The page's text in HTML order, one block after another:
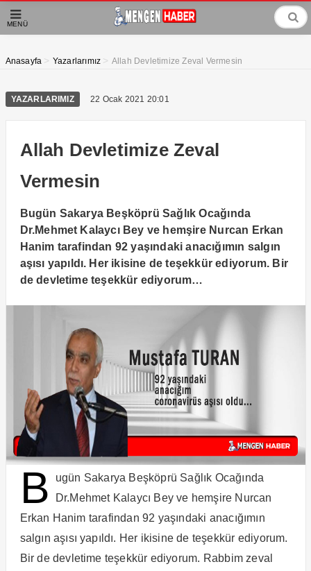
MENÜ
Anasayfa > Yazarlarımız > Allah Devletimize Zeval Vermesin
YAZARLARIMIZ 22 Ocak 2021 20:01
Allah Devletimize Zeval
Vermesin
Bugün Sakarya Beşköprü Sağlık Ocağında
Dr.Mehmet Kalaycı Bey ve hemşire Nurcan Erkan
Hanim tarafindan 92 yaşındaki anacığımın salgın
aşısı yapıldı. Her ikisine de teşekkür ediyorum. Bir
de devletime teşekkür ediyorum…
B
ugün Sakarya Beşköprü Sağlık Ocağında
Dr.Mehmet Kalaycı Bey ve hemşire Nurcan
Erkan Hanim tarafindan 92 yaşındaki anacığımın
salgın aşısı yapıldı. Her ikisine de teşekkür ediyorum.
Bir de devletime teşekkür ediyorum. Rabbim zeval